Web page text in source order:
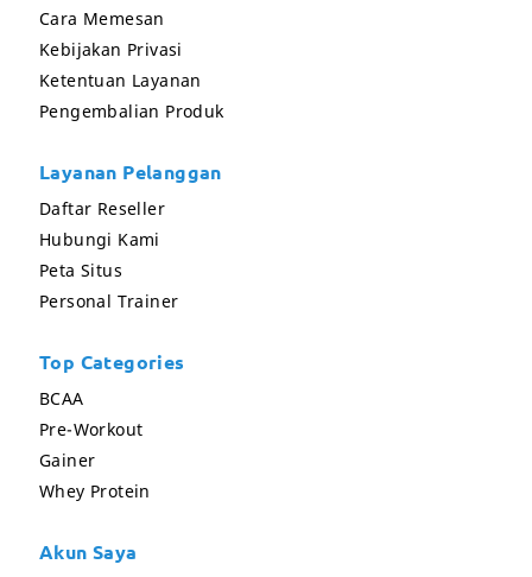
Cara Memesan
Kebijakan Privasi
Ketentuan Layanan
Pengembalian Produk
Layanan Pelanggan
Daftar Reseller
Hubungi Kami
Peta Situs
Personal Trainer
Top Categories
BCAA
Pre-Workout
Gainer
Whey Protein
Akun Saya